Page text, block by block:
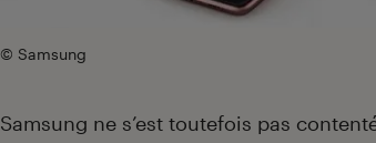
© Samsung
Samsung ne s’est toutefois pas